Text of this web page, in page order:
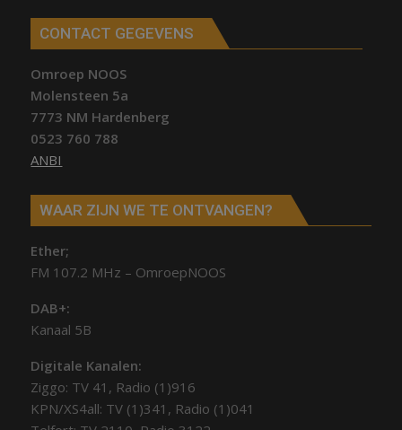
CONTACT GEGEVENS
Omroep NOOS
Molensteen 5a
7773 NM Hardenberg
0523 760 788
ANBI
WAAR ZIJN WE TE ONTVANGEN?
Ether;
FM 107.2 MHz – OmroepNOOS
DAB+:
Kanaal 5B
Digitale Kanalen:
Ziggo: TV 41, Radio (1)916
KPN/XS4all: TV (1)341, Radio (1)041